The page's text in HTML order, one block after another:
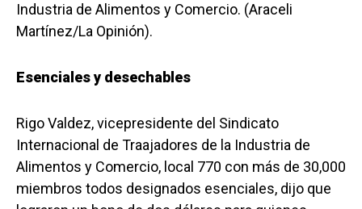
Industria de Alimentos y Comercio. (Araceli
Martínez/La Opinión).
Esenciales y desechables
Rigo Valdez, vicepresidente del Sindicato
Internacional de Traajadores de la Industria de
Alimentos y Comercio, local 770 con más de 30,000
miembros todos designados esenciales, dijo que